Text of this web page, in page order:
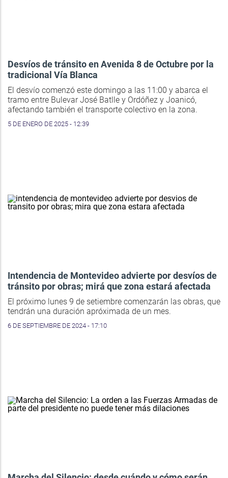
Desvíos de tránsito en Avenida 8 de Octubre por la
tradicional Vía Blanca
El desvío comenzó este domingo a las 11:00 y abarca el
tramo entre Bulevar José Batlle y Ordóñez y Joanicó,
afectando también el transporte colectivo en la zona.
5 DE ENERO DE 2025 - 12:39
Intendencia de Montevideo advierte por desvíos de
tránsito por obras; mirá que zona estará afectada
El próximo lunes 9 de setiembre comenzarán las obras, que
tendrán una duración apróximada de un mes.
6 DE SEPTIEMBRE DE 2024 - 17:10